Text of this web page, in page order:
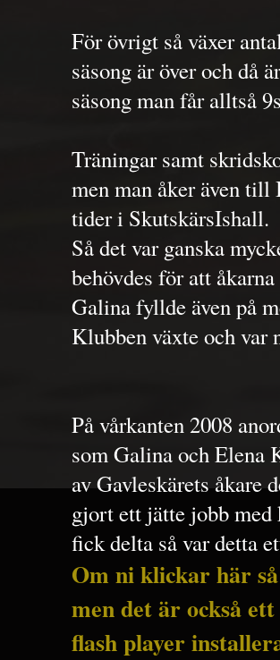
För övrigt så växer
säsong är över och då
säsong man får alltså
Träningar samt
men man åker även till
tider i SkutskärsIshall.
Så det var ganska
behövdes för att
Galina fyllde även på
Klubben växte och var
På vårkanten 2008
som Galina och Elena
av Gavleskärets åkare
gjort ett jätte jobb med
fick delta så var detta
Om ni klickar här
men det är också
flash player